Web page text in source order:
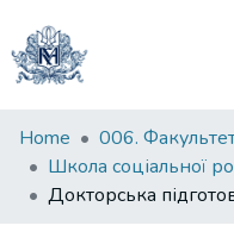
Communities
&
Collections
Home